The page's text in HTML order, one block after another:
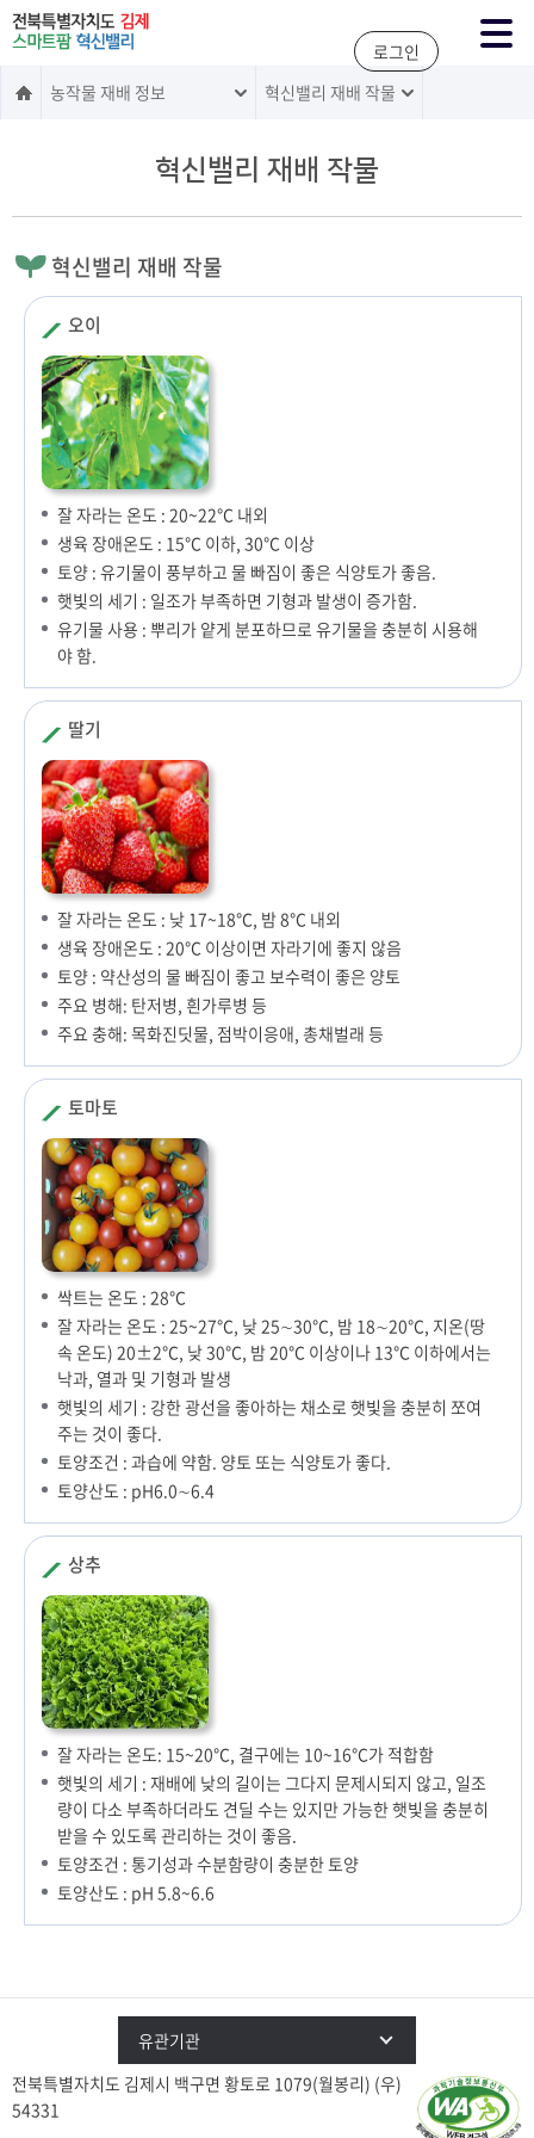
주메뉴 바로가기
본문 바로가기
로그인
농작물 재배 정보
혁신밸리 재배 작물
혁신밸리 재배 작물
혁신밸리 재배 작물
오이
잘 자라는 온도 : 20~22℃ 내외
생육 장애온도 : 15℃ 이하, 30℃ 이상
토양 : 유기물이 풍부하고 물 빠짐이 좋은 식양토가 좋음.
햇빛의 세기 : 일조가 부족하면 기형과 발생이 증가함.
유기물 사용 : 뿌리가 얕게 분포하므로 유기물을 충분히 시용해
야 함.
딸기
잘 자라는 온도 : 낮 17~18℃, 밤 8℃ 내외
생육 장애온도 : 20℃ 이상이면 자라기에 좋지 않음
토양 : 약산성의 물 빠짐이 좋고 보수력이 좋은 양토
주요 병해: 탄저병, 흰가루병 등
주요 충해: 목화진딧물, 점박이응애, 총채벌래 등
토마토
싹트는 온도 : 28℃
잘 자라는 온도 : 25~27℃, 낮 25∼30℃, 밤 18∼20℃, 지온(땅
속 온도) 20±2℃, 낮 30℃, 밤 20℃ 이상이나 13℃ 이하에서는
낙과, 열과 및 기형과 발생
햇빛의 세기 : 강한 광선을 좋아하는 채소로 햇빛을 충분히 쪼여
주는 것이 좋다.
토양조건 : 과습에 약함. 양토 또는 식양토가 좋다.
토양산도 : pH6.0∼6.4
상추
잘 자라는 온도: 15~20℃, 결구에는 10~16℃가 적합함
햇빛의 세기 : 재배에 낮의 길이는 그다지 문제시되지 않고, 일조
량이 다소 부족하더라도 견딜 수는 있지만 가능한 햇빛을 충분히
받을 수 있도록 관리하는 것이 좋음.
토양조건 : 통기성과 수분함량이 충분한 토양
토양산도 : pH 5.8~6.6
유관기관
전북특별자치도 김제시 백구면 황토로 1079(월봉리) (우)
54331